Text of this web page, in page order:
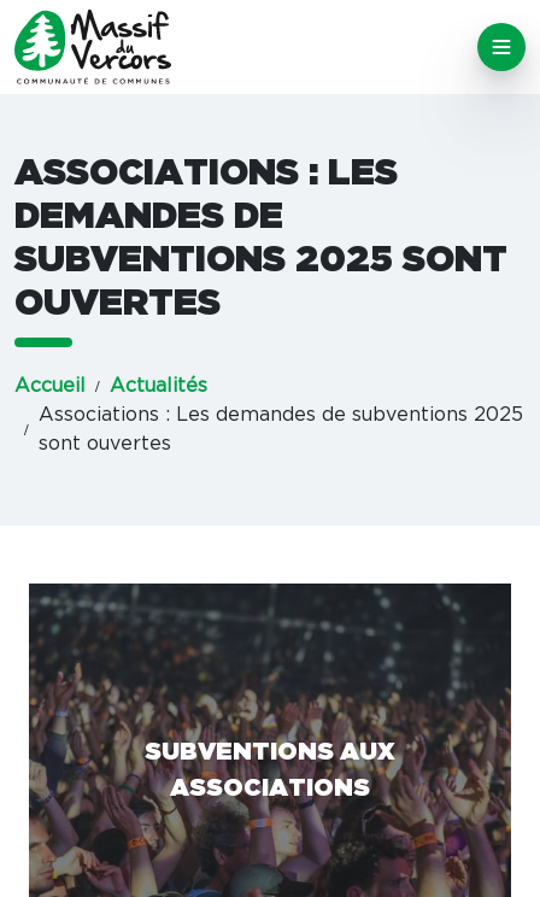
ASSOCIATIONS : LES
DEMANDES DE
SUBVENTIONS 2025 SONT
OUVERTES
Accueil
Actualités
Associations : Les demandes de subventions 2025
sont ouvertes
SUBVENTIONS AUX
ASSOCIATIONS